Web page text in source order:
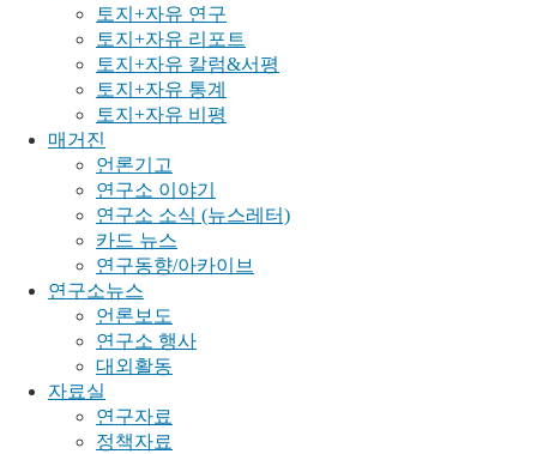
토지+자유 연구
토지+자유 리포트
토지+자유 칼럼&서평
토지+자유 통계
토지+자유 비평
매거진
언론기고
연구소 이야기
연구소 소식 (뉴스레터)
카드 뉴스
연구동향/아카이브
연구소뉴스
언론보도
연구소 행사
대외활동
자료실
연구자료
정책자료